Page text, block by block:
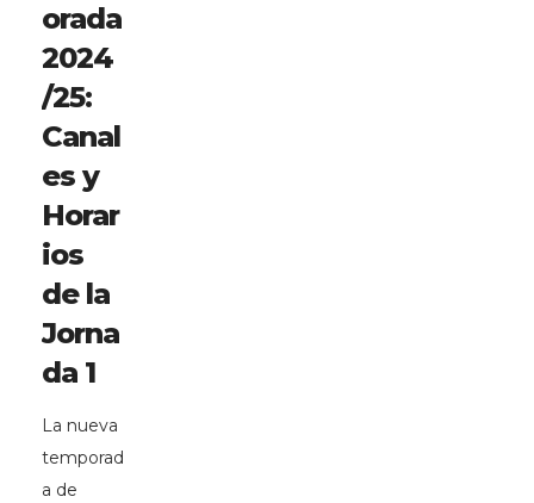
orada
2024
/25:
Canal
es y
Horar
ios
de la
Jorna
da 1
La nueva
temporad
a de